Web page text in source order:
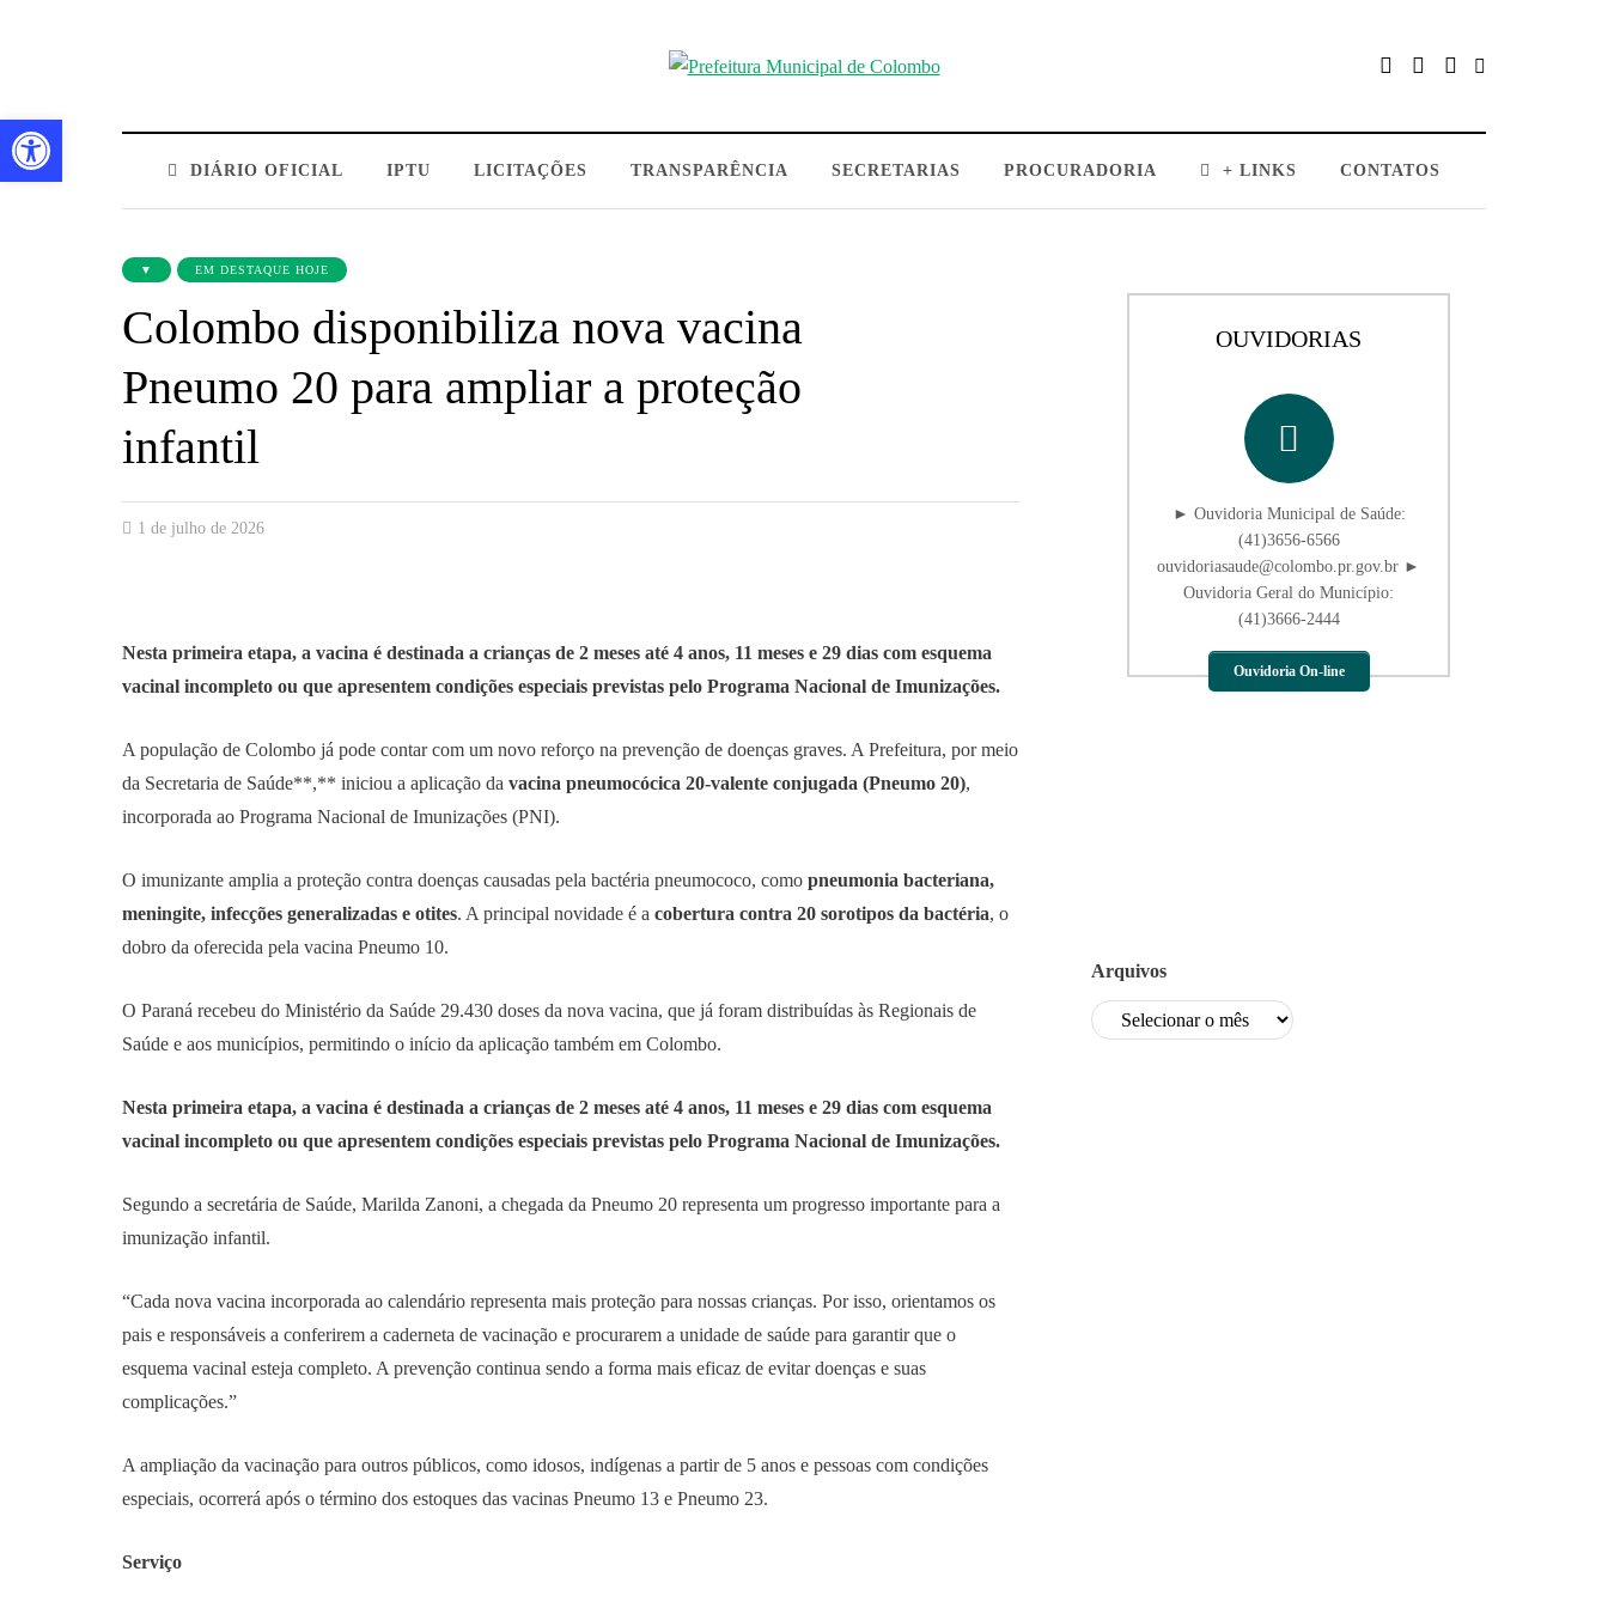
DIÁRIO OFICIAL IPTU LICITAÇÕES TRANSPARÊNCIA SECRETARIAS PROCURADORIA + LINKS CONTATOS
▼ EM DESTAQUE HOJE
Colombo disponibiliza nova vacina
Pneumo 20 para ampliar a proteção
infantil
1 de julho de 2026
Nesta primeira etapa, a vacina é destinada a crianças de 2 meses até 4 anos, 11 meses e 29 dias com esquema
vacinal incompleto ou que apresentem condições especiais previstas pelo Programa Nacional de Imunizações.
A população de Colombo já pode contar com um novo reforço na prevenção de doenças graves. A Prefeitura, por meio
da Secretaria de Saúde**,** iniciou a aplicação da vacina pneumocócica 20-valente conjugada (Pneumo 20),
incorporada ao Programa Nacional de Imunizações (PNI).
O imunizante amplia a proteção contra doenças causadas pela bactéria pneumococo, como pneumonia bacteriana,
meningite, infecções generalizadas e otites. A principal novidade é a cobertura contra 20 sorotipos da bactéria, o
dobro da oferecida pela vacina Pneumo 10.
O Paraná recebeu do Ministério da Saúde 29.430 doses da nova vacina, que já foram distribuídas às Regionais de
Saúde e aos municípios, permitindo o início da aplicação também em Colombo.
Nesta primeira etapa, a vacina é destinada a crianças de 2 meses até 4 anos, 11 meses e 29 dias com esquema
vacinal incompleto ou que apresentem condições especiais previstas pelo Programa Nacional de Imunizações.
Segundo a secretária de Saúde, Marilda Zanoni, a chegada da Pneumo 20 representa um progresso importante para a
imunização infantil.
“Cada nova vacina incorporada ao calendário representa mais proteção para nossas crianças. Por isso, orientamos os
pais e responsáveis a conferirem a caderneta de vacinação e procurarem a unidade de saúde para garantir que o
esquema vacinal esteja completo. A prevenção continua sendo a forma mais eficaz de evitar doenças e suas
complicações.”
A ampliação da vacinação para outros públicos, como idosos, indígenas a partir de 5 anos e pessoas com condições
especiais, ocorrerá após o término dos estoques das vacinas Pneumo 13 e Pneumo 23.
Serviço
OUVIDORIAS
► Ouvidoria Municipal de Saúde:
(41)3656-6566
ouvidoriasaude@colombo.pr.gov.br ►
Ouvidoria Geral do Município:
(41)3666-2444
Ouvidoria On-line
Arquivos
Barra de Ferramentas Aberta